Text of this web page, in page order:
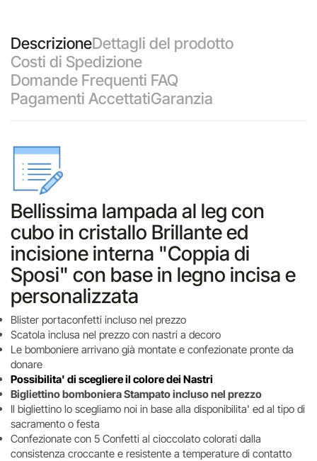
DescrizioneDettagli del prodotto
Costi di Spedizione
Domande Frequenti FAQ
Pagamenti AccettatiGaranzia
Bellissima lampada al leg con
cubo in cristallo Brillante ed
incisione interna "Coppia di
Sposi" con base in legno incisa e
personalizzata
Blister portaconfetti incluso nel prezzo
Scatola inclusa nel prezzo con nastri a decoro
Le bomboniere arrivano già montate e confezionate pronte da
donare
Possibilita' di scegliere il colore dei Nastri
Bigliettino bomboniera Stampato incluso nel prezzo
Il bigliettino lo scegliamo noi in base alla disponibilita' ed al tipo di
sacramento o festa
Confezionate con 5 Confetti al cioccolato colorati dalla
consistenza croccante e resistente a temperature di contatto